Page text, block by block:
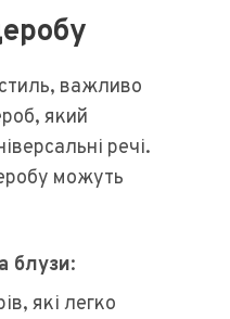
важливо
який
речі.
можуть
блузи:
які легко